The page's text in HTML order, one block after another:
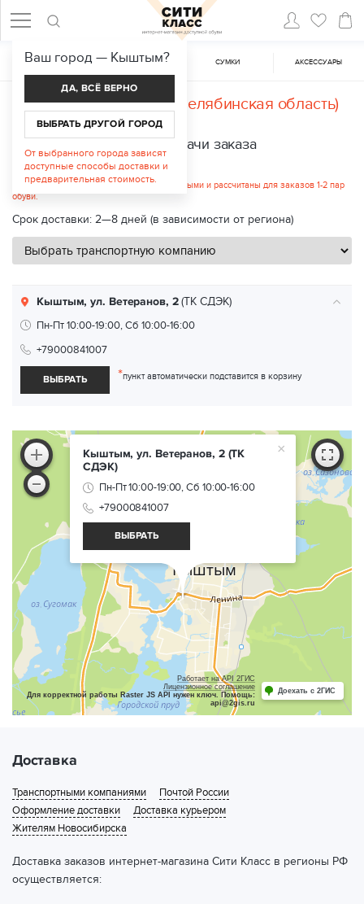
ЖЕНСКАЯ ОБУВЬ МУЖСКАЯ ОБУВЬ CУМКИ АКСЕССУАРЫ
Доставка вКыштым (Челябинская область)
Пункты выдачи заказа
Стоимость услуги: от 252 руб.
Указанные цены являются ориентировочными и рассчитаны для заказов 1-2 пар
обуви.
Срок доставки: 2—8 дней (в зависимости от региона)
Кыштым, ул. Ветеранов, 2(ТК СДЭК)
Пн-Пт 10:00-19:00, Сб 10:00-16:00
+79000841007
ВЫБРАТЬ *пункт автоматически подставится в корзину
×
Кыштым, ул. Ветеранов, 2(ТК
СДЭК)
Пн-Пт 10:00-19:00, Сб 10:00-16:00
+79000841007
ВЫБРАТЬ
Работает на API 2ГИС
Лицензионное соглашение
Для корректной работы Raster JS API нужен ключ. Помощь:
api@2gis.ru
Доехать с 2ГИС
Доставка
Транспортными компаниями
Почтой России
Оформление доставки
Доставка курьером
Жителям Новосибирска
Доставка заказов интернет-магазина Сити Класс в регионы РФ
осуществляется:
Ваш город — Кыштым?
ДА, ВСЁ ВЕРНО
ВЫБРАТЬ ДРУГОЙ ГОРОД
От выбранного города зависят
доступные способы доставки и
предварительная стоимость.